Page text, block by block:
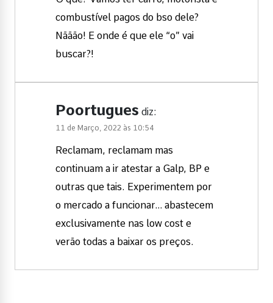
combustível pagos do bso dele?
Nããão! E onde é que ele “o” vai
buscar?!
Poortugues diz:
11 de Março, 2022 às 10:54
Reclamam, reclamam mas
continuam a ir atestar a Galp, BP e
outras que tais. Experimentem por
o mercado a funcionar… abastecem
exclusivamente nas low cost e
verão todas a baixar os preços.